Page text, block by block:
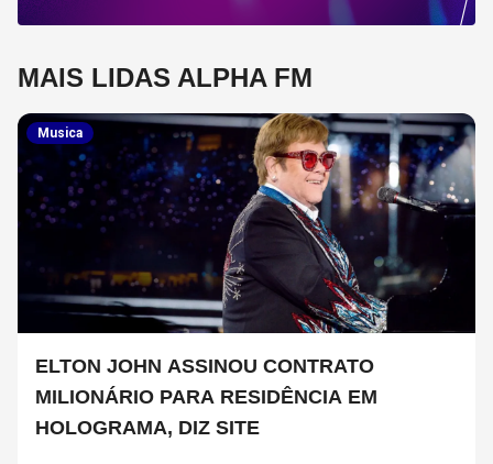
MAIS LIDAS ALPHA FM
Musica
ELTON JOHN ASSINOU CONTRATO
MILIONÁRIO PARA RESIDÊNCIA EM
HOLOGRAMA, DIZ SITE